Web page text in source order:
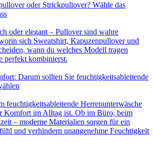
oder Strickpullover? Wähle das
oder elegant – Pullover sind wahre
sich Sweatshirt, Kapuzenpullover und
wann du welches Modell tragen
perfekt kombinierst.
Darum sollten Sie feuchtigkeitsableitende
feuchtigkeitsableitende Herrenunterwäsche
Komfort im Alltag ist. Ob im Büro, beim
– moderne Materialien sorgen für ein
und verhindern unangenehme Feuchtigkeit